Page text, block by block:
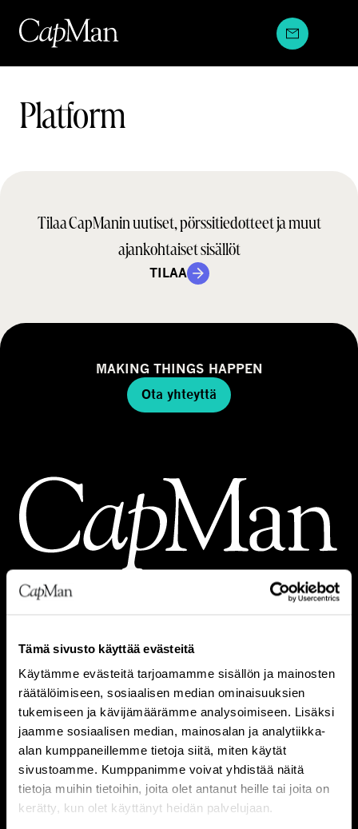
Tämä sivusto käyttää evästeitä
Käytämme evästeitä tarjoamamme sisällön ja mainosten
räätälöimiseen, sosiaalisen median ominaisuuksien
tukemiseen ja kävijämäärämme analysoimiseen. Lisäksi
jaamme sosiaalisen median, mainosalan ja analytiikka-
alan kumppaneillemme tietoja siitä, miten käytät
sivustoamme. Kumppanimme voivat yhdistää näitä
tietoja muihin tietoihin, joita olet antanut heille tai joita on
kerätty, kun olet käyttänyt heidän palvelujaan.
sisältöön
Teams:
Platform
Tilaa CapManin uutiset, pörssitiedotteet ja muut
ajankohtaiset sisällöt
TILAA
MAKING THINGS HAPPEN
Ota yhteyttä
REAL ESTATE
INFRA
NATURAL CAPITAL
GROWTH
SPECIAL SITUATIONS